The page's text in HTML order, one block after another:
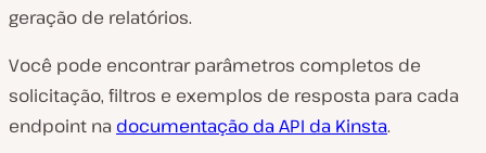
geração de relatórios.
Você pode encontrar parâmetros completos de
solicitação, filtros e exemplos de resposta para cada
endpoint na documentação da API da Kinsta.